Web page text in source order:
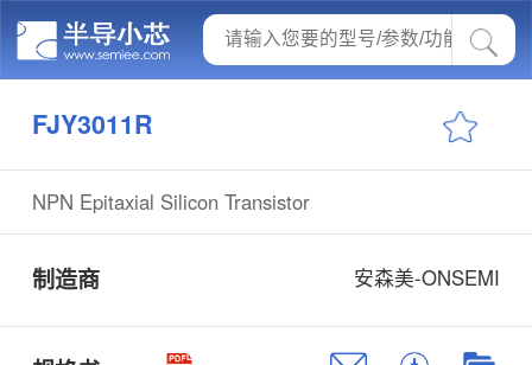
FJY3011R
NPN Epitaxial Silicon Transistor
制造商 安森美-ONSEMI